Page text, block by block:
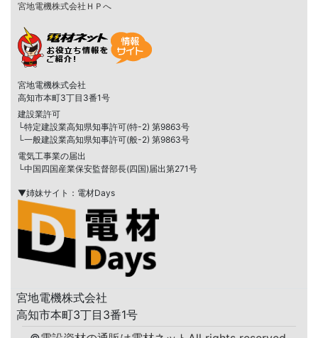
宮地電機株式会社ＨＰへ
宮地電機株式会社
高知市本町3丁目3番1号
建設業許可
└特定建設業高知県知事許可(特-2) 第9863号
└一般建設業高知県知事許可(般-2) 第9863号
電気工事業の届出
└中国四国産業保安監督部長(四国)届出第271号
▼姉妹サイト：電材Days
宮地電機株式会社
高知市本町3丁目3番1号